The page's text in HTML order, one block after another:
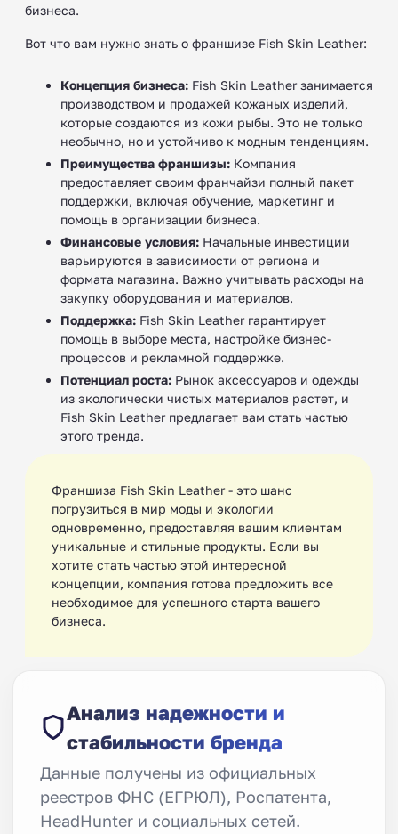
бизнеса.
Вот что вам нужно знать о франшизе Fish Skin Leather:
Концепция бизнеса: Fish Skin Leather занимается
производством и продажей кожаных изделий,
которые создаются из кожи рыбы. Это не только
необычно, но и устойчиво к модным тенденциям.
Преимущества франшизы: Компания
предоставляет своим франчайзи полный пакет
поддержки, включая обучение, маркетинг и
помощь в организации бизнеса.
Финансовые условия: Начальные инвестиции
варьируются в зависимости от региона и
формата магазина. Важно учитывать расходы на
закупку оборудования и материалов.
Поддержка: Fish Skin Leather гарантирует
помощь в выборе места, настройке бизнес-
процессов и рекламной поддержке.
Потенциал роста: Рынок аксессуаров и одежды
из экологически чистых материалов растет, и
Fish Skin Leather предлагает вам стать частью
этого тренда.
Франшиза Fish Skin Leather - это шанс
погрузиться в мир моды и экологии
одновременно, предоставляя вашим клиентам
уникальные и стильные продукты. Если вы
хотите стать частью этой интересной
концепции, компания готова предложить все
необходимое для успешного старта вашего
бизнеса.
Анализ надежности и
стабильности бренда
Данные получены из официальных
реестров ФНС (ЕГРЮЛ), Роспатента,
HeadHunter и социальных сетей.